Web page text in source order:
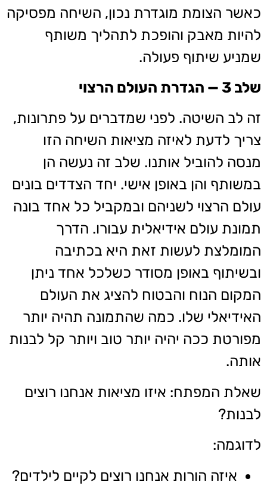
כאשר הצומת מוגדרת נכון, השיחה מפסיקה
להיות מאבק והופכת לתהליך משותף
שמניע שיתוף פעולה.
שלב 3 — הגדרת העולם הרצוי
זה לב השיטה. לפני שמדברים על פתרונות,
צריך לדעת לאיזה מציאות השיחה הזו
מנסה להוביל אותנו. שלב זה נעשה הן
במשותף והן באופן אישי. יחד הצדדים בונים
עולם הרצוי לשניהם ובמקביל כל אחד בונה
תמונת עולם אידיאלית עבורו. הדרך
המומלצת לעשות זאת היא בכתיבה
ובשיתוף באופן מסודר כשלכל אחד ניתן
המקום הנוח והבטוח להציג את העולם
האידיאלי שלו. כמה שהתמונה תהיה יותר
מפורטת ככה יהיה יותר טוב ויותר קל לבנות
אותה.
שאלת המפתח: איזו מציאות אנחנו רוצים
לבנות?
לדוגמה:
איזה הורות אנחנו רוצים לקיים לילדים?